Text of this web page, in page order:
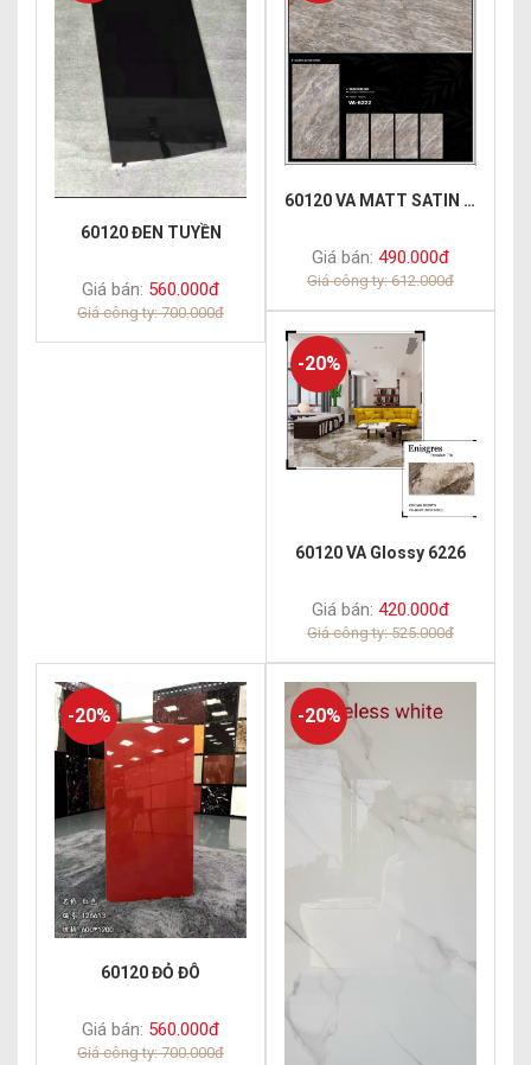
60120 ĐEN TUYỀN
Giá bán: 560.000đ
Giá công ty: 700.000đ
60120 VA MATT SATIN 6222
Giá bán: 490.000đ
Giá công ty: 612.000đ
-20%
60120 VA Glossy 6226
Giá bán: 420.000đ
Giá công ty: 525.000đ
-20%
60120 ĐỎ ĐÔ
Giá bán: 560.000đ
Giá công ty: 700.000đ
-20%